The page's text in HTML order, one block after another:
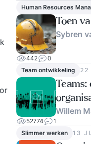
Human Resources
Toen
Sybren
442
0
Team ontwikkeling
22
Teams:
Willem
52774
1
Slimmer werken
13